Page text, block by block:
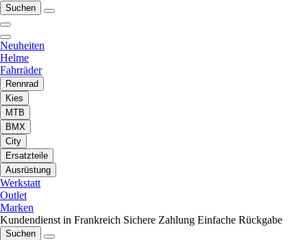
Suchen
Neuheiten
Helme
Fahrräder
Rennrad
Kies
MTB
BMX
City
Ersatzteile
Ausrüstung
Werkstatt
Outlet
Marken
Kundendienst in Frankreich Sichere Zahlung Einfache Rückgabe
Suchen